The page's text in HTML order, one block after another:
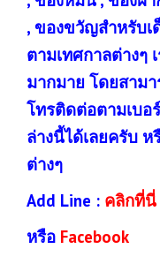
, ของขวัญสำหรับเ
ตามเทศกาลต่างๆ
มากมาย โดยสาม
โทรติดต่อตามเบอ
ล่างนี้ได้เลยครับ
ต่างๆ
Add Line : คลิกที่นี่
หรือ Facebook